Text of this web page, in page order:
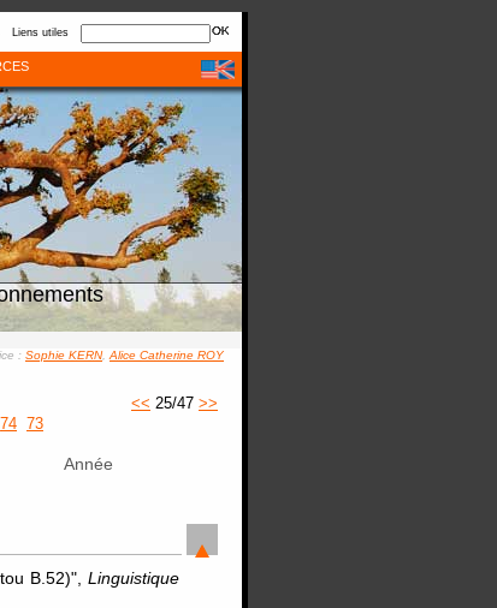
Liens utiles
: Sophie KERN, Alice Catherine ROY
74 73
<< 25/47 >>
Année
B.52)", Linguistique